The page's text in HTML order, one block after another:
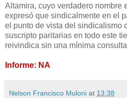
Altamira, cuyo verdadero nombre
expresó que sindicalmente en el
el punto de vista del sindicalismo
suscripto paritarias en todo este
reivindica sin una mínima
Informe: NA
Nelson Francisco Muloni at 13:38